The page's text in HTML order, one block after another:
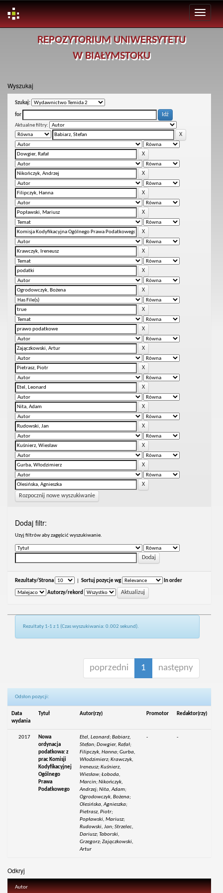
REPOZYTORIUM UNIWERSYTETU
W BIAŁYMSTOKU
Wyszukaj
Szukaj:
for
Aktualne filtry:
Rozpocznij nowe wyszukiwanie
Dodaj filtr:
Uzyj filtrów aby zagęścić wyszukiwanie.
Rezultaty/Strona Sortuj pozycje wg In order
Autorzy/rekord
Rezultaty 1-1 z 1 (Czas wyszukiwania: 0.002 sekund).
poprzedni 1 następny
Odsłon pozycji:
Data
wydania
Tytuł Autor(rzy) Promotor Redaktor(rzy)
2017
Nowa
ordynacja
podatkowa: z
prac Komisji
Kodyfikacyjnej
Ogólnego
Prawa
Podatkowego
Etel, Leonard; Babiarz,
Stefan; Dowgier, Rafał;
Filipczyk, Hanna; Gurba,
Włodzimierz; Krawczyk,
Ireneusz; Kuśnierz,
Wiesław; Łoboda,
Marcin; Nikończyk,
Andrzej; Nita, Adam;
Ogrodowczyk, Bożena;
Olesińska, Agnieszka;
Pietrasz, Piotr;
Popławski, Mariusz;
Rudowski, Jan; Strzelec,
Dariusz; Taborski,
Grzegorz; Zajączkowski,
Artur
- -
Odkryj
Autor